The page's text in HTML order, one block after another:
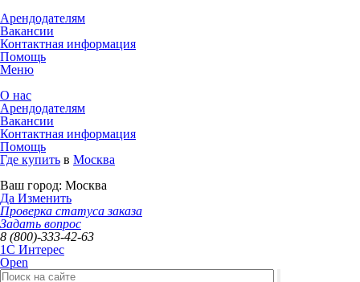
Арендодателям
Вакансии
Контактная информация
Помощь
Меню
О нас
Арендодателям
Вакансии
Контактная информация
Помощь
Где купить в Москва
Ваш город: Москва
Да Изменить
Проверка статуса заказа
Задать вопрос
8 (800)-333-42-63
1C Интерес
Open